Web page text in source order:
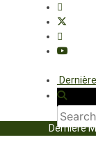
Dernière